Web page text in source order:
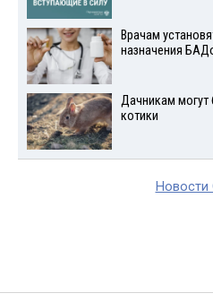
Врачам
назначения
Дачникам могут
котики